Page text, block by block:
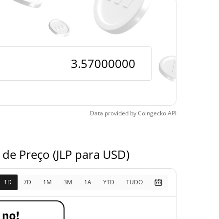
de todos os
2023 (2 anos atrás)
$0.146839
Data provided byCoingeckoAPI
Preço (JLP para USD)
1D 7D 1M 3M 1A YTD TUDO